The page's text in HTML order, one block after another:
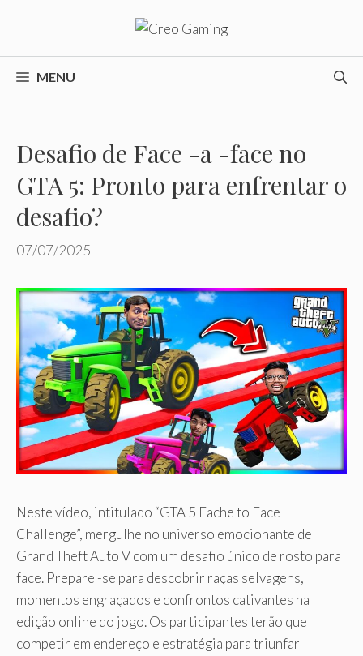
o
conteúdoMENU
Desafio de Face -a -face no
GTA 5: Pronto para enfrentar o
desafio?
07/07/2025
Neste vídeo, intitulado “GTA 5 Fache to Face
Challenge”, mergulhe no universo emocionante de
Grand Theft Auto V com um desafio único de rosto para
face. Prepare -se para descobrir raças selvagens,
momentos engraçados e confrontos cativantes na
edição online do jogo. Os participantes terão que
competir em endereço e estratégia para triunfar